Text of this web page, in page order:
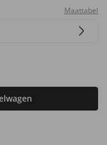
Maattabel